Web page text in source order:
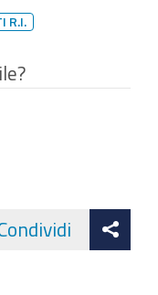
R.I.